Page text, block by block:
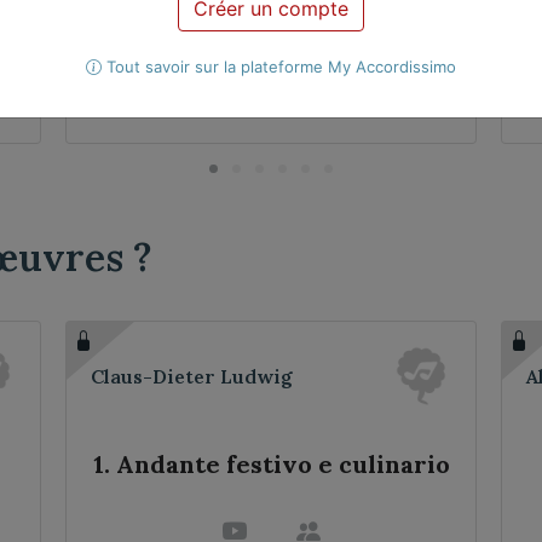
?
Claus-Dieter Ludwig
1. Andante festivo e culinario
Créer un compte
Tout savoir sur la plateforme My Accordissimo